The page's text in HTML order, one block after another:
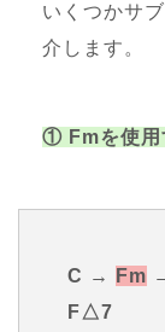
いくつかサ
介します。
① Fmを使用
C → Fm
F△7